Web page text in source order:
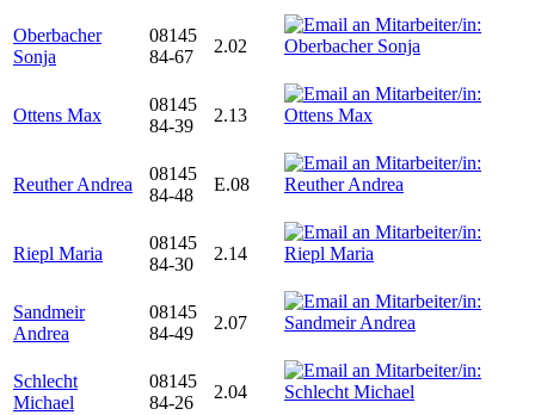
Oberbacher
Sonja
08145
84-67
2.02
Ottens Max
08145
84-39
2.13
Reuther Andrea
08145
84-48
E.08
Riepl Maria
08145
84-30
2.14
Sandmeir
Andrea
08145
84-49
2.07
Schlecht
Michael
08145
84-26
2.04